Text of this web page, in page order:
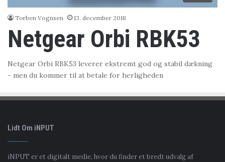
Torben Vognsen 13. december 2018
Netgear Orbi RBK53
Netgear Orbi RBK53 leverer ekstremt god og stabil dækning
- men du kommer til at betale for herligheden
Lidt Om iNPUT
iNPUT er et digitalt medie, hvor du finder et bredt udvalg af